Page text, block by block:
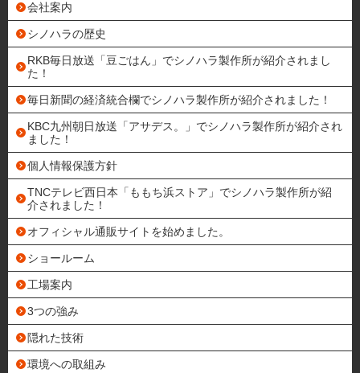
会社案内
シノハラの歴史
RKB毎日放送「豆ごはん」でシノハラ製作所が紹介されまし
た！
毎日新聞の経済統合欄でシノハラ製作所が紹介されました！
KBC九州朝日放送「アサデス。」でシノハラ製作所が紹介され
ました！
個人情報保護方針
TNCテレビ西日本「ももち浜ストア」でシノハラ製作所が紹
介されました！
オフィシャル通販サイトを始めました。
ショールーム
工場案内
3つの強み
隠れた技術
環境への取組み